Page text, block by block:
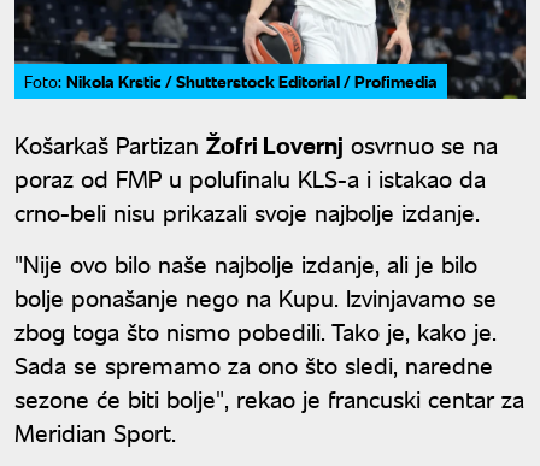
Foto: Nikola Krstic / Shutterstock Editorial / Profimedia
Košarkaš Partizan Žofri Lovernj osvrnuo se na
poraz od FMP u polufinalu KLS-a i istakao da
crno-beli nisu prikazali svoje najbolje izdanje.
"Nije ovo bilo naše najbolje izdanje, ali je bilo
bolje ponašanje nego na Kupu. Izvinjavamo se
zbog toga što nismo pobedili. Tako je, kako je.
Sada se spremamo za ono što sledi, naredne
sezone će biti bolje", rekao je francuski centar za
Meridian Sport.